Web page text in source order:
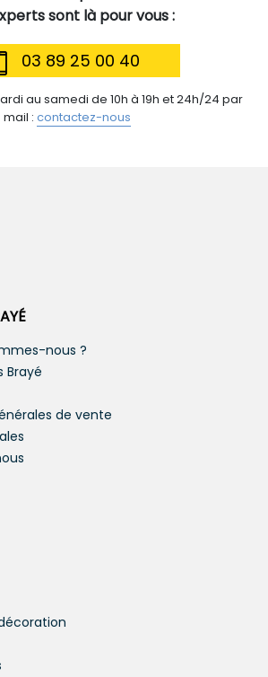
sont là pour vous :
03 89 25 00 40
au samedi de 10h à 19h et 24h/24 par
mail : contactez-nous
nous ?
Brayé
de vente